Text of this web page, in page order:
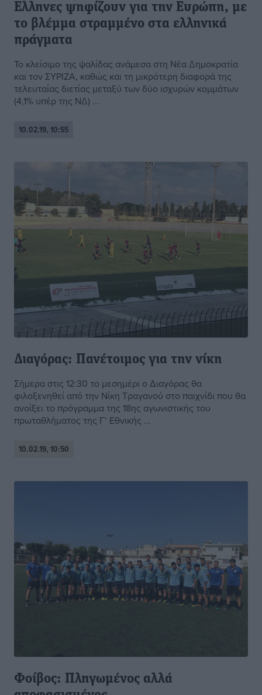
Ελληνες ψηφίζουν για την Ευρώπη, με
το βλέµµα στραµµένο στα ελληνικά
πράγµατα
Το κλείσιμο της ψαλίδας ανάµεσα στη Νέα ∆ηµοκρατία
και τον ΣΥΡΙΖΑ, καθώς και τη µικρότερη διαφορά της
τελευταίας διετίας µεταξύ των δύο ισχυρών κοµµάτων
(4,1% υπέρ της Ν∆) ...
10.02.19, 10:55
Διαγόρας: Πανέτοιμος για την νίκη
Σήμερα στις 12:30 το μεσημέρι ο Διαγόρας θα
φιλοξενηθεί από την Νίκη Τραγανού στο παιχνίδι που θα
ανοίξει το πρόγραμμα της 18ης αγωνιστικής του
πρωταθλήματος της Γ’ Εθνικής ...
10.02.19, 10:50
Φοίβος: Πληγωμένος αλλά